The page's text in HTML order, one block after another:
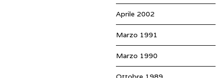
Aprile 2002
Marzo 1991
Marzo 1990